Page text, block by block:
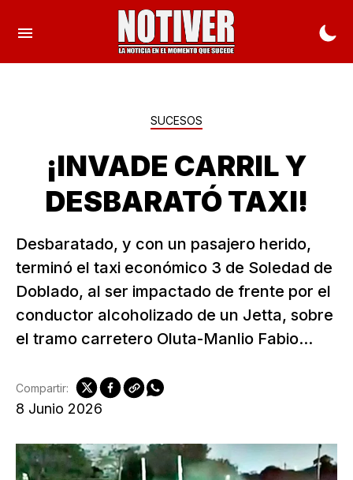
SUCESOS
¡INVADE CARRIL Y
DESBARATÓ TAXI!
Desbaratado, y con un pasajero herido,
terminó el taxi económico 3 de Soledad de
Doblado, al ser impactado de frente por el
conductor alcoholizado de un Jetta, sobre
el tramo carretero Oluta-Manlio Fabio...
8 Junio 2026
Compartir: